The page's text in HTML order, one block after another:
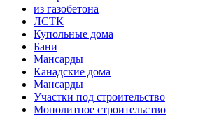
из газобетона
ЛСТК
Купольные дома
Бани
Мансарды
Канадские дома
Мансарды
Участки под строительство
Монолитное строительство